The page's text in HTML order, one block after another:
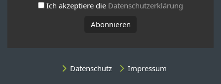
Ich akzeptiere die Datenschutzerklärung
Datenschutz Impressum